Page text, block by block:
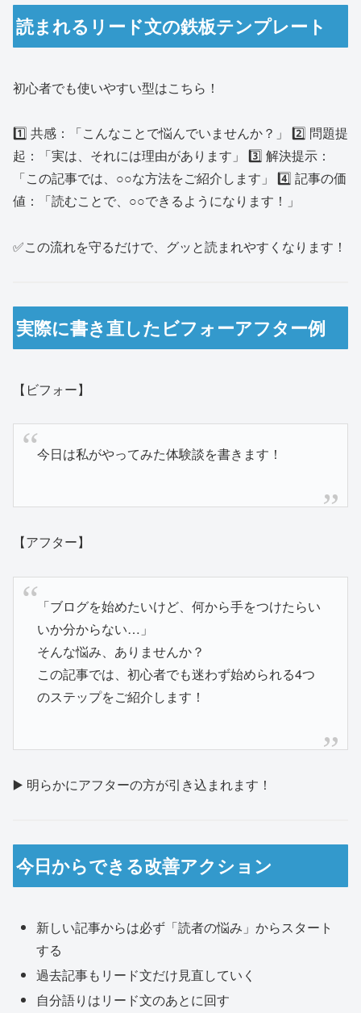
読まれるリード文の鉄板テンプレート
初心者でも使いやすい型はこちら！
1️⃣ 共感：「こんなことで悩んでいませんか？」 2️⃣ 問題提
起：「実は、それには理由があります」 3️⃣ 解決提示：
「この記事では、○○な方法をご紹介します」 4️⃣ 記事の価
値：「読むことで、○○できるようになります！」
✅この流れを守るだけで、グッと読まれやすくなります！
実際に書き直したビフォーアフター例
【ビフォー】
今日は私がやってみた体験談を書きます！
【アフター】
「ブログを始めたいけど、何から手をつけたらい
いか分からない…」
そんな悩み、ありませんか？
この記事では、初心者でも迷わず始められる4つ
のステップをご紹介します！
▶️ 明らかにアフターの方が引き込まれます！
今日からできる改善アクション
新しい記事からは必ず「読者の悩み」からスタート
する
過去記事もリード文だけ見直していく
自分語りはリード文のあとに回す